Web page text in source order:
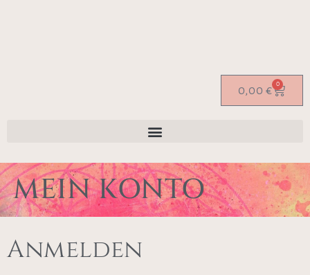
0,00 € 0
MEIN KONTO
Anmelden